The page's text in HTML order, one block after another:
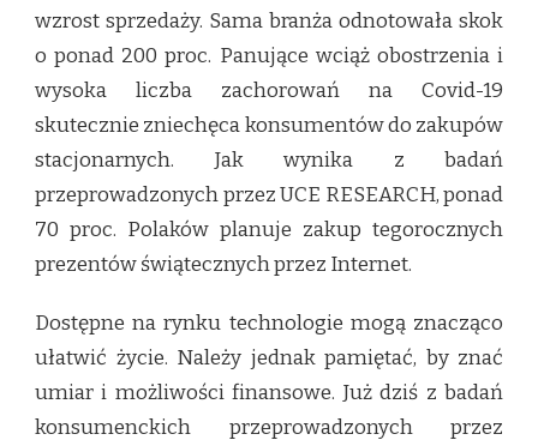
wzrost sprzedaży. Sama branża odnotowała skok
o ponad 200 proc. Panujące wciąż obostrzenia i
wysoka liczba zachorowań na Covid-19
skutecznie zniechęca konsumentów do zakupów
stacjonarnych. Jak wynika z badań
przeprowadzonych przez UCE RESEARCH, ponad
70 proc. Polaków planuje zakup tegorocznych
prezentów świątecznych przez Internet.
Dostępne na rynku technologie mogą znacząco
ułatwić życie. Należy jednak pamiętać, by znać
umiar i możliwości finansowe. Już dziś z badań
konsumenckich przeprowadzonych przez